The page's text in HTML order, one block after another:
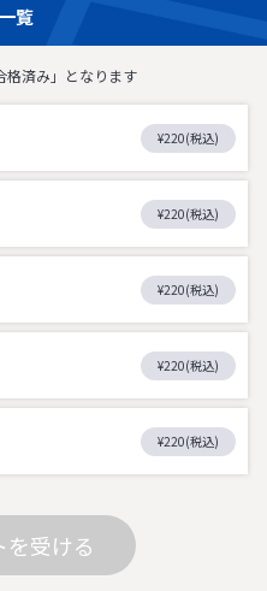
覧
格済み」となります
¥220(税込)
¥220(税込)
¥220(税込)
¥220(税込)
¥220(税込)
受ける